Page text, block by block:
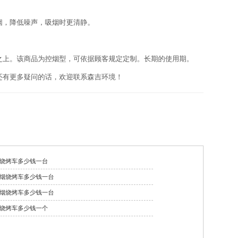
降低噪声，吸烟时更清静。
。该商品为控烟型，可依据顾客规定定制。长期的使用期。
更多疑问的话，欢迎联系森吉环境！
烤车多少钱一台
烧烤车多少钱一台
烧烤车多少钱一台
烤车多少钱一个